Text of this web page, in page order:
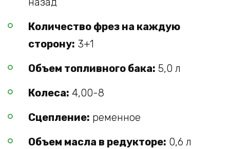
Количество фрез на каждую
сторону: 3+1
Объем топливного бака: 5,0 л
Колеса: 4,00-8
Сцепление: ременное
Объем масла в редукторе: 0,6 л